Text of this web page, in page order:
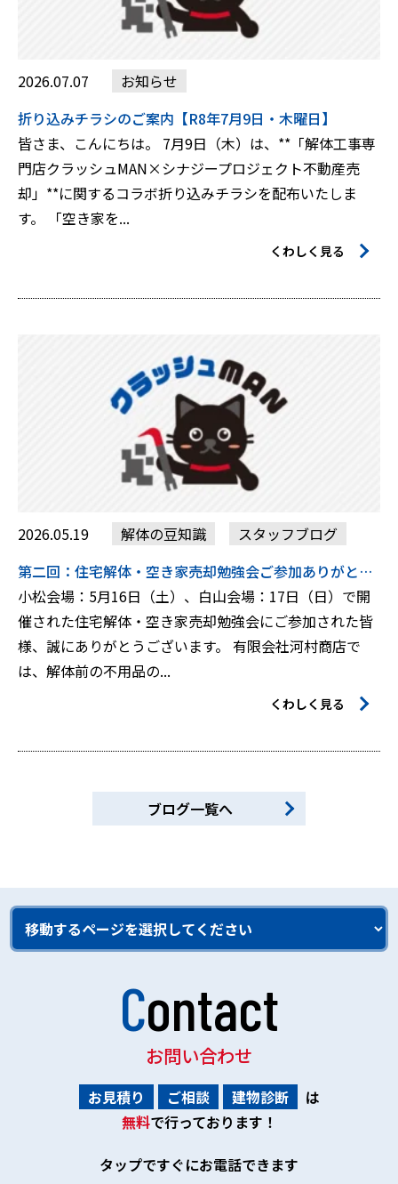
2026.07.07
お知らせ
折り込みチラシのご案内【R8年7月9日・木曜日】
皆さま、こんにちは。 7月9日（木）は、**「解体工事専
門店クラッシュMAN×シナジープロジェクト不動産売
却」**に関するコラボ折り込みチラシを配布いたしま
す。 「空き家を...
くわしく見る
2026.05.19 解体の豆知識
スタッフブログ
第二回：住宅解体・空き家売却勉強会ご参加ありがとうございます♪
小松会場：5月16日（土）、白山会場：17日（日）で開
催された住宅解体・空き家売却勉強会にご参加された皆
様、誠にありがとうございます。 有限会社河村商店で
は、解体前の不用品の...
くわしく見る
ブログ一覧へ
Contact
お問い合わせ
お見積り ご相談 建物診断
は
無料で行っております！
タップですぐにお電話できます